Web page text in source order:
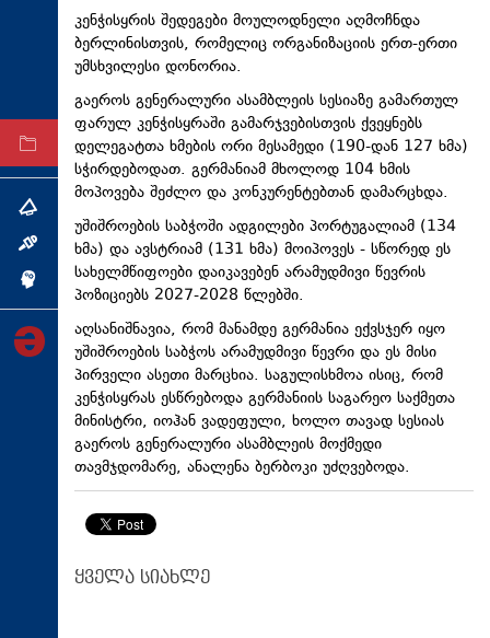
სპორტი
ტაბლოიდი
არქივი
ინტერვიუ
ინქვიზიცია
კენჭისყრის შედეგები მოულოდნელი აღმოჩნდა
ბერლინისთვის, რომელიც ორგანიზაციის ერთ-ერთი
უმსხვილესი დონორია.
გაეროს გენერალური ასამბლეის სესიაზე გამართულ
ფარულ კენჭისყრაში გამარჯვებისთვის ქვეყნებს
დელეგატთა ხმების ორი მესამედი (190-დან 127 ხმა)
სჭირდებოდათ. გერმანიამ მხოლოდ 104 ხმის
მოპოვება შეძლო და კონკურენტებთან დამარცხდა.
უშიშროების საბჭოში ადგილები პორტუგალიამ (134
ხმა) და ავსტრიამ (131 ხმა) მოიპოვეს - სწორედ ეს
სახელმწიფოები დაიკავებენ არამუდმივი წევრის
პოზიციებს 2027-2028 წლებში.
აღსანიშნავია, რომ მანამდე გერმანია ექვსჯერ იყო
უშიშროების საბჭოს არამუდმივი წევრი და ეს მისი
პირველი ასეთი მარცხია. საგულისხმოა ისიც, რომ
კენჭისყრას ესწრებოდა გერმანიის საგარეო საქმეთა
მინისტრი, იოჰან ვადეფული, ხოლო თავად სესიას
გაეროს გენერალური ასამბლეის მოქმედი
თავმჯდომარე, ანალენა ბერბოკი უძღვებოდა.
ყველა სიახლე